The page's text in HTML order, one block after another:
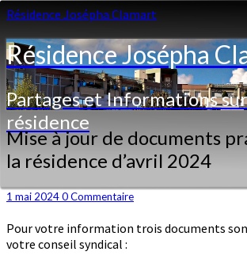
Résidence Josépha Clamart
Résidence Josépha
Partages et Informations
résidence
Mise
à
jour
documents
de
la
Mise à jour de documents
la résidence d’avril 2024
1 mai 2024Commentaires
0 Commentaire
Pour votre information trois documents
votre conseil syndical :